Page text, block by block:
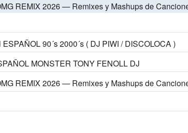
REMIX 2026 — Remixes y Mashups de Canciones
90´s 2000´s ( DJ PIWI / DISCOLOCA )
MONSTER TONY FENOLL DJ
REMIX 2026 — Remixes y Mashups de Canciones